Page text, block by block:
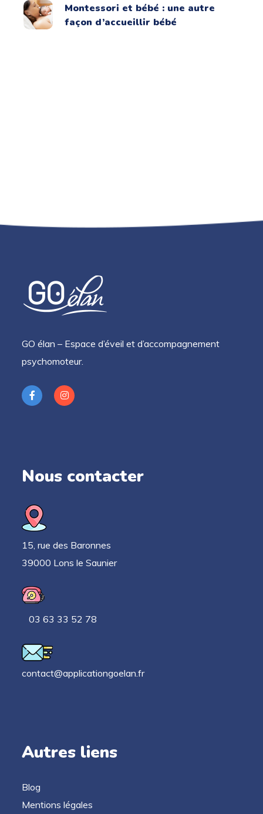
Montessori et bébé : une autre
façon d’accueillir bébé
GO élan – Espace d’éveil et d’accompagnement
psychomoteur.
Nous contacter
15, rue des Baronnes
39000 Lons le Saunier
03 63 33 52 78
contact@applicationgoelan.fr
Autres liens
Blog
Mentions légales